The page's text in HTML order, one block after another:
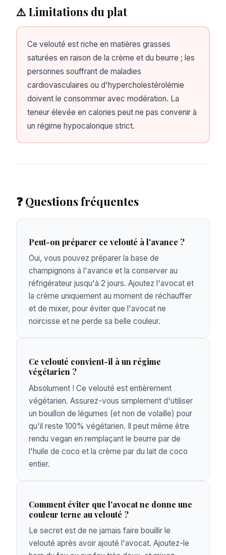
⚠️ Limitations du plat
Ce velouté est riche en matières grasses
saturées en raison de la crème et du beurre ; les
personnes souffrant de maladies
cardiovasculaires ou d'hypercholestérolémie
doivent le consommer avec modération. La
teneur élevée en calories peut ne pas convenir à
un régime hypocalorique strict.
❓ Questions fréquentes
Peut-on préparer ce velouté à l'avance ?
Oui, vous pouvez préparer la base de
champignons à l'avance et la conserver au
réfrigérateur jusqu'à 2 jours. Ajoutez l'avocat et
la crème uniquement au moment de réchauffer
et de mixer, pour éviter que l'avocat ne
noircisse et ne perde sa belle couleur.
Ce velouté convient-il à un régime
végétarien ?
Absolument ! Ce velouté est entièrement
végétarien. Assurez-vous simplement d'utiliser
un bouillon de légumes (et non de volaille) pour
qu'il reste 100% végétarien. Il peut même être
rendu vegan en remplaçant le beurre par de
l'huile de coco et la crème par du lait de coco
entier.
Comment éviter que l'avocat ne donne une
couleur terne au velouté ?
Le secret est de ne jamais faire bouillir le
velouté après avoir ajouté l'avocat. Ajoutez-le